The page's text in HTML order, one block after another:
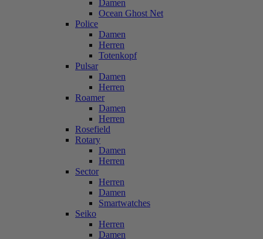
Damen
Ocean Ghost Net
Police
Damen
Herren
Totenkopf
Pulsar
Damen
Herren
Roamer
Damen
Herren
Rosefield
Rotary
Damen
Herren
Sector
Herren
Damen
Smartwatches
Seiko
Herren
Damen